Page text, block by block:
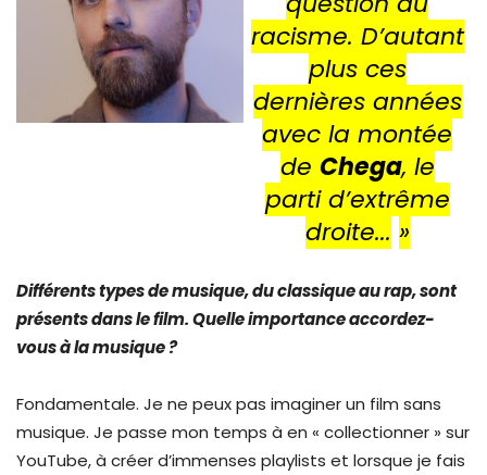
racisme. D’autant
plus ces
dernières années
avec la montée
de Chega, le
parti d’extrême
droite... »
Différents types de musique, du classique au rap, sont
présents dans le film. Quelle importance accordez-
vous à la musique ?
Fondamentale. Je ne peux pas imaginer un film sans
musique. Je passe mon temps à en « collectionner » sur
YouTube, à créer d’immenses playlists et lorsque je fais